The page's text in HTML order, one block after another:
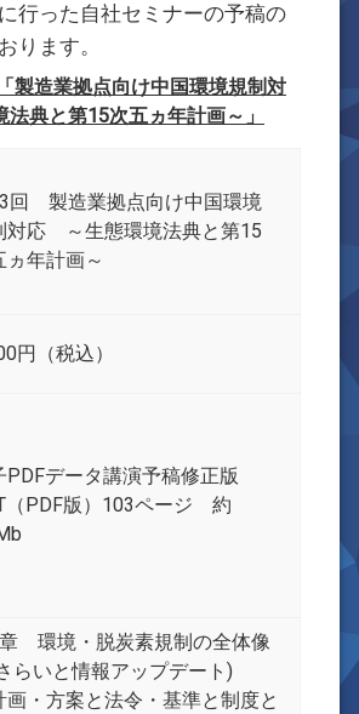
行った自社セミナーの予稿の
ります。
製造業拠点向け中国環境規制対
典と第15次五ヵ年計画～」
回 製造業拠点向け中国環境
対応 ～生態環境法典と第15
ヵ年計画～
円（税込）
PDFデータ講演予稿修正版
（PDF版）103ページ 約
環境・脱炭素規制の全体像
らいと情報アップデート)
画・方案と法令・基準と制度と